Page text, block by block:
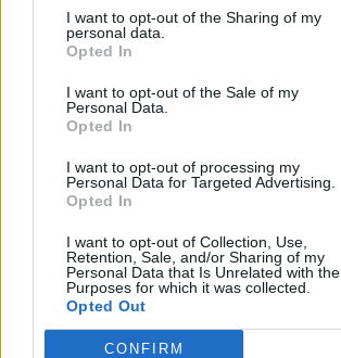
I want to opt-out of the Sharing of my
personal data.
Opted In
I want to opt-out of the Sale of my
Personal Data.
Opted In
I want to opt-out of processing my
Personal Data for Targeted Advertising.
Opted In
I want to opt-out of Collection, Use,
Retention, Sale, and/or Sharing of my
Personal Data that Is Unrelated with the
Purposes for which it was collected.
Opted Out
CONFIRM